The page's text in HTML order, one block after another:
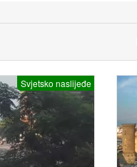
Svjetsko naslijeđe